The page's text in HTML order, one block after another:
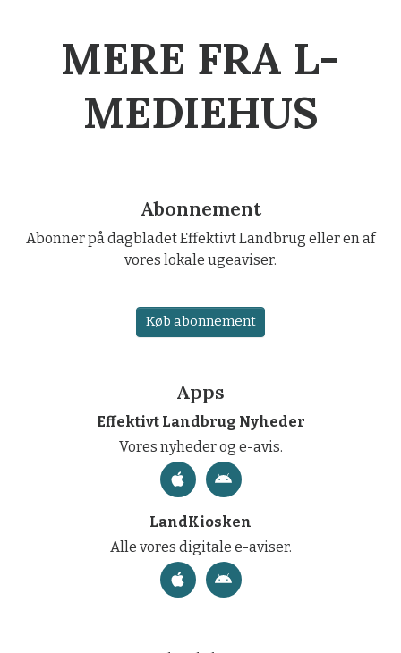
MERE FRA L-
MEDIEHUS
Abonnement
Abonner på dagbladet Effektivt Landbrug eller en af
vores lokale ugeaviser.
Køb abonnement
Apps
Effektivt Landbrug Nyheder
Vores nyheder og e-avis.
LandKiosken
Alle vores digitale e-aviser.